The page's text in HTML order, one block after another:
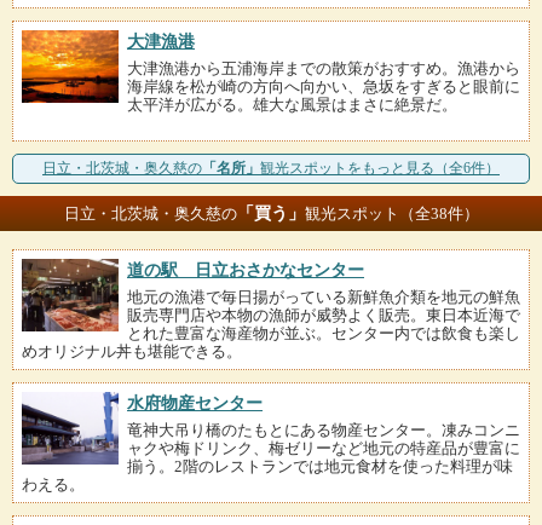
大津漁港
大津漁港から五浦海岸までの散策がおすすめ。漁港から
海岸線を松が崎の方向へ向かい、急坂をすぎると眼前に
太平洋が広がる。雄大な風景はまさに絶景だ。
日立・北茨城・奥久慈の 「名所」 観光スポットをもっと見る（全6件）
日立・北茨城・奥久慈の「買う」 観光スポット（全38件）
道の駅 日立おさかなセンター
地元の漁港で毎日揚がっている新鮮魚介類を地元の鮮魚
販売専門店や本物の漁師が威勢よく販売。東日本近海で
とれた豊富な海産物が並ぶ。センター内では飲食も楽し
めオリジナル丼も堪能できる。
水府物産センター
竜神大吊り橋のたもとにある物産センター。凍みコンニ
ャクや梅ドリンク、梅ゼリーなど地元の特産品が豊富に
揃う。2階のレストランでは地元食材を使った料理が味
わえる。